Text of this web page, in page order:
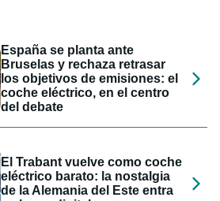
España se planta ante
Bruselas y rechaza retrasar
los objetivos de emisiones: el
coche eléctrico, en el centro
del debate
El Trabant vuelve como coche
eléctrico barato: la nostalgia
de la Alemania del Este entra